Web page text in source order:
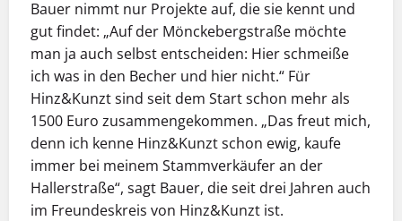
Bauer nimmt nur Projekte auf, die sie kennt und
gut findet: „Auf der Mönckebergstraße möchte
man ja auch selbst entscheiden: Hier schmeiße
ich was in den Becher und hier nicht.“ Für
Hinz&Kunzt sind seit dem Start schon mehr als
1500 Euro zusammengekommen. „Das freut mich,
denn ich kenne Hinz&Kunzt schon ewig, kaufe
immer bei meinem Stammverkäufer an der
Hallerstraße“, sagt Bauer, die seit drei Jahren auch
im Freundeskreis von Hinz&Kunzt ist.